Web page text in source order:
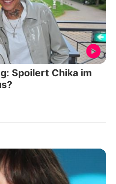
Spoilert Chika im